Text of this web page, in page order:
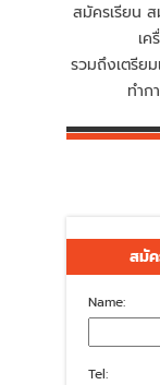
สมัครเรียน
เ
รวมถึงเตรีย
ทำก
สมัค
Name:
Tel: